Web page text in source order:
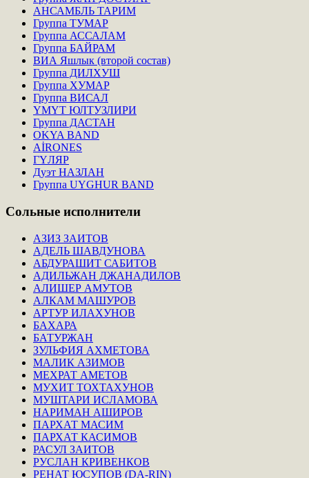
АНСАМБЛЬ ТАРИМ
Группа ТУМАР
Группа АССАЛАМ
Группа БАЙРАМ
ВИА Яшлык (второй состав)
Группа ДИЛХУШ
Группа ХУМАР
Группа ВИСАЛ
ҮМҮТ ЮЛТУЗЛИРИ
Группа ДАСТАН
OKYA BAND
AİRONES
ГҮЛЯР
Дуэт НАЗЛАН
Группа UYGHUR BAND
Сольные исполнители
АЗИЗ ЗАИТОВ
АДЕЛЬ ШАВДУНОВА
АБДУРАШИТ САБИТОВ
АДИЛЬЖАН ДЖАНАДИЛОВ
АЛИШЕР АМУТОВ
АЛКАМ МАШУРОВ
АРТУР ИЛАХУНОВ
БАХАРА
БАТУРЖАН
ЗУЛЬФИЯ АХМЕТОВА
МАЛИК АЗИМОВ
МЕХРАТ АМЕТОВ
МУХИТ ТОХТАХУНОВ
МУШТАРИ ИСЛАМОВА
НАРИМАН АШИРОВ
ПАРХАТ МАСИМ
ПАРХАТ КАСИМОВ
РАСУЛ ЗАИТОВ
РУСЛАН КРИВЕНКОВ
РЕНАТ ЮСУПОВ (DA-RIN)